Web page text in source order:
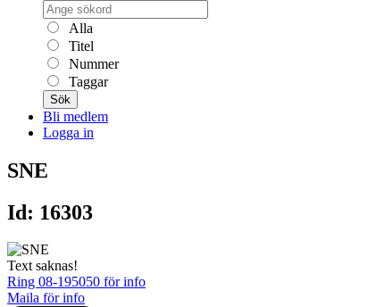
Alla
Titel
Nummer
Taggar
Sök
Bli medlem
Logga in
SNE
Id: 16303
Text saknas!
Ring 08-195050 för info
Maila för info